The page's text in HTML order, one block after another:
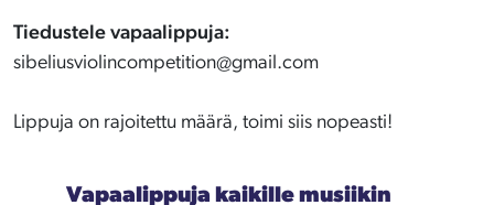
Tiedustele vapaalippuja:
sibeliusviolincompetition@gmail.com
Lippuja on rajoitettu määrä, toimi siis nopeasti!
Vapaalippuja kaikille musiikin